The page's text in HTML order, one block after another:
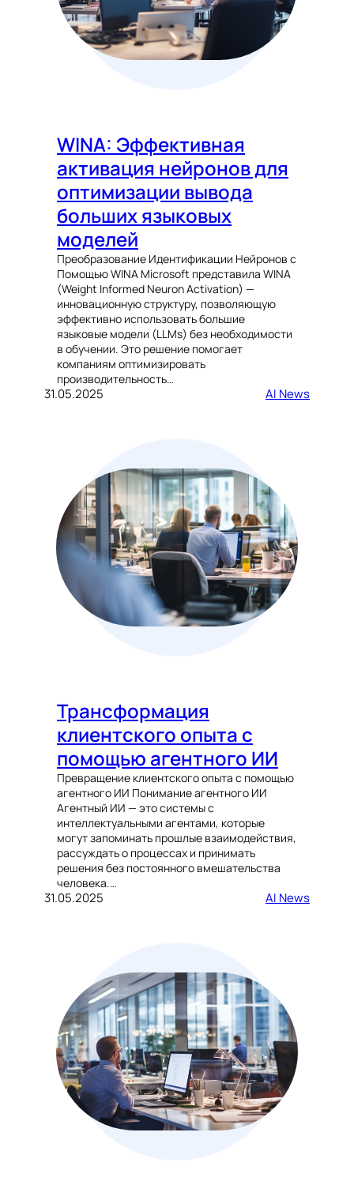
WINA: Эффективная
активация нейронов для
оптимизации вывода
больших языковых
моделей
Преобразование Идентификации Нейронов с
Помощью WINA Microsoft представила WINA
(Weight Informed Neuron Activation) —
инновационную структуру, позволяющую
эффективно использовать большие
языковые модели (LLMs) без необходимости
в обучении. Это решение помогает
компаниям оптимизировать
производительность…
31.05.2025 AI News
Трансформация
клиентского опыта с
помощью агентного ИИ
Превращение клиентского опыта с помощью
агентного ИИ Понимание агентного ИИ
Агентный ИИ — это системы с
интеллектуальными агентами, которые
могут запоминать прошлые взаимодействия,
рассуждать о процессах и принимать
решения без постоянного вмешательства
человека.…
31.05.2025 AI News